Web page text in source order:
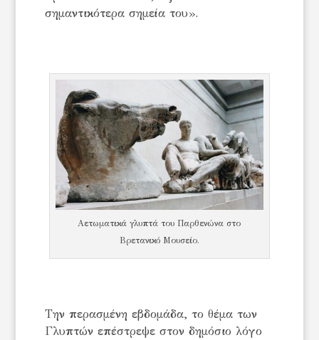
σημαντικότερα σημεία του».
Αετωματικά γλυπτά του Παρθενώνα στο
Βρετανικό Μουσείο.
Την περασμένη εβδομάδα, το θέμα των
Γλυπτών επέστρεψε στον δημόσιο λόγο